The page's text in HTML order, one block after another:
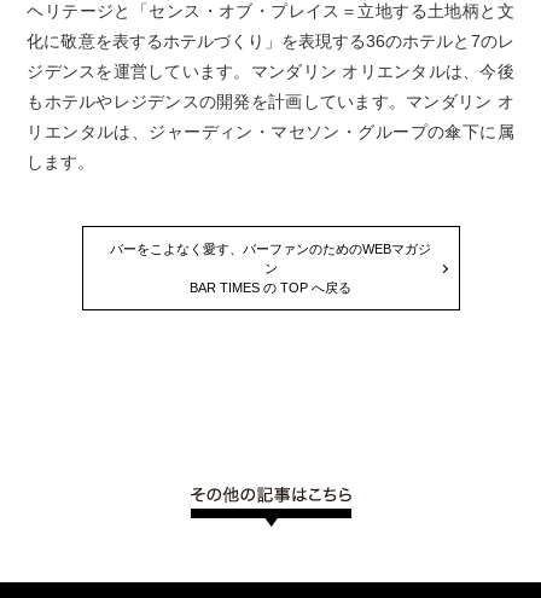
ヘリテージと「センス・オブ・プレイス＝立地する土地柄と文
化に敬意を表するホテルづくり」を表現する36のホテルと7のレ
ジデンスを運営しています。マンダリン オリエンタルは、今後
もホテルやレジデンスの開発を計画しています。マンダリン オ
リエンタルは、ジャーディン・マセソン・グループの傘下に属
します。
バーをこよなく愛す、バーファンのためのWEBマガジ
ン
BAR TIMES の TOP へ戻る